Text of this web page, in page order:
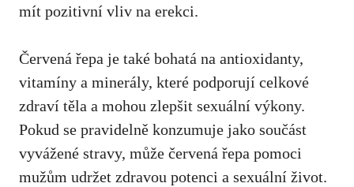
mít pozitivní vliv na erekci.
Červená řepa je také bohatá na antioxidanty,
vitamíny a minerály, které podporují celkové
zdraví těla a mohou zlepšit sexuální výkony.
Pokud se pravidelně konzumuje jako součást
vyvážené stravy, může červená řepa pomoci
mužům udržet zdravou potenci a sexuální život.